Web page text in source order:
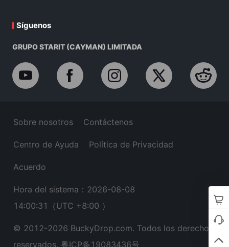
Síguenos
GRUPO STARIT (CAYMAN) LIMITADA
Sobre nosotros Contáctenos
Centro de Ayuda Política de Privacidad
Acuerdo
Hora del sistema：2026-08-08
14:00:32
（UTC +8:00 ）
© 2012-2026 BuckyDrop.com. Todos los derechos
reservados. 粤ICP备19083436号